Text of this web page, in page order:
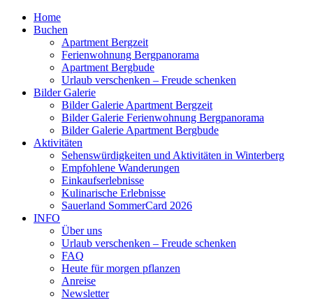
Home
Buchen
Apartment Bergzeit
Ferienwohnung Bergpanorama
Apartment Bergbude
Urlaub verschenken – Freude schenken
Bilder Galerie
Bilder Galerie Apartment Bergzeit
Bilder Galerie Ferienwohnung Bergpanorama
Bilder Galerie Apartment Bergbude
Aktivitäten
Sehenswürdigkeiten und Aktivitäten in Winterberg
Empfohlene Wanderungen
Einkaufserlebnisse
Kulinarische Erlebnisse
Sauerland SommerCard 2026
INFO
Über uns
Urlaub verschenken – Freude schenken
FAQ
Heute für morgen pflanzen
Anreise
Newsletter